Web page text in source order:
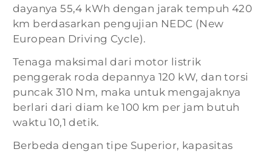
dayanya 55,4 kWh dengan jarak tempuh 420
km berdasarkan pengujian NEDC (New
European Driving Cycle).
Tenaga maksimal dari motor listrik
penggerak roda depannya 120 kW, dan torsi
puncak 310 Nm, maka untuk mengajaknya
berlari dari diam ke 100 km per jam butuh
waktu 10,1 detik.
Berbeda dengan tipe Superior, kapasitas